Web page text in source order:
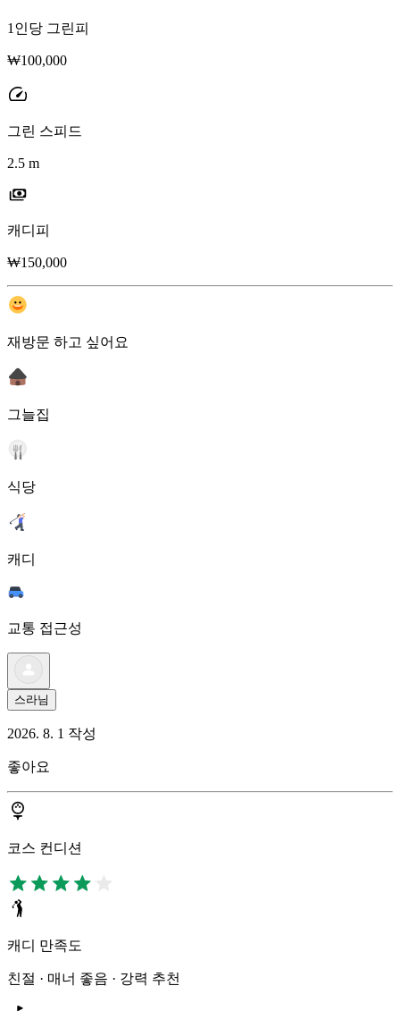
1인당 그린피
₩100,000
그린 스피드
2.5 m
캐디피
₩150,000
재방문 하고 싶어요
그늘집
식당
캐디
교통 접근성
스라님
2026. 8. 1 작성
좋아요
코스 컨디션
캐디 만족도
친절 · 매너 좋음 · 강력 추천